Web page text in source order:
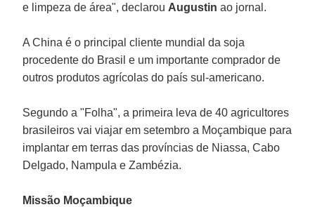
e limpeza de área", declarou Augustinao jornal.
A China é o principal cliente mundial da soja
procedente do Brasil e um importante comprador de
outros produtos agrícolas do país sul-americano.
Segundo a "Folha", a primeira leva de 40 agricultores
brasileiros vai viajar em setembro a Moçambique para
implantar em terras das províncias de Niassa, Cabo
Delgado, Nampula e Zambézia.
Missão Moçambique